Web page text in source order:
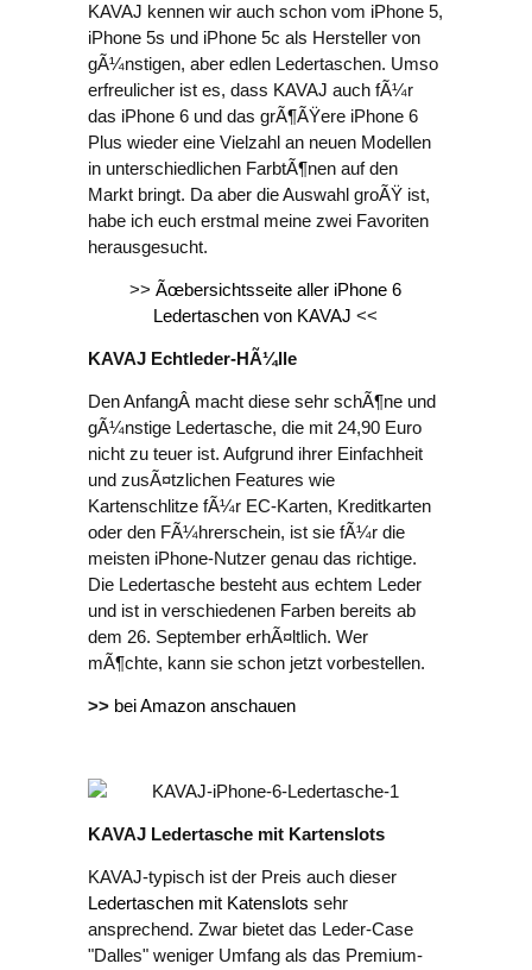
KAVAJ kennen wir auch schon vom iPhone 5,
iPhone 5s und iPhone 5c als Hersteller von
gÃ¼nstigen, aber edlen Ledertaschen. Umso
erfreulicher ist es, dass KAVAJ auch fÃ¼r
das iPhone 6 und das grÃ¶ÃŸere iPhone 6
Plus wieder eine Vielzahl an neuen Modellen
in unterschiedlichen FarbtÃ¶nen auf den
Markt bringt. Da aber die Auswahl groÃŸ ist,
habe ich euch erstmal meine zwei Favoriten
herausgesucht.
>> Ãœbersichtsseite aller iPhone 6
Ledertaschen von KAVAJ <<
KAVAJ Echtleder-HÃ¼lle
Den AnfangÂ macht diese sehr schÃ¶ne und
gÃ¼nstige Ledertasche, die mit 24,90 Euro
nicht zu teuer ist. Aufgrund ihrer Einfachheit
und zusÃ¤tzlichen Features wie
Kartenschlitze fÃ¼r EC-Karten, Kreditkarten
oder den FÃ¼hrerschein, ist sie fÃ¼r die
meisten iPhone-Nutzer genau das richtige.
Die Ledertasche besteht aus echtem Leder
und ist in verschiedenen Farben bereits ab
dem 26. September erhÃ¤ltlich. Wer
mÃ¶chte, kann sie schon jetzt vorbestellen.
>> bei Amazon anschauen
KAVAJ Ledertasche mit Kartenslots
KAVAJ-typisch ist der Preis auch dieser
Ledertaschen mit Katenslots sehr
ansprechend. Zwar bietet das Leder-Case
"Dalles" weniger Umfang als das Premium-